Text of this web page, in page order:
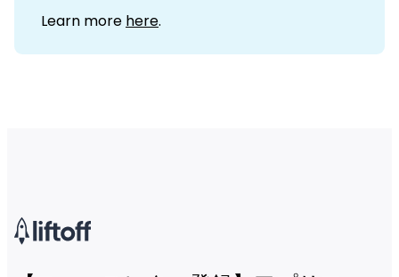
Learn more here.